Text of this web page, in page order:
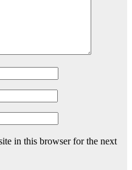
in this browser for the next